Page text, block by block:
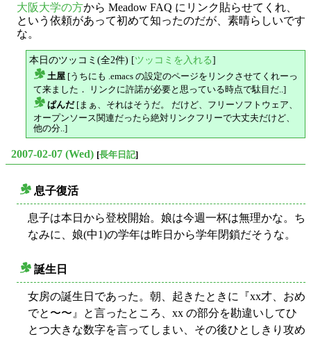
大阪大学の方から Meadow FAQ にリンク貼らせてくれ、
という依頼があって初めて知ったのだが、素晴らしいです
な。
本日のツッコミ(全2件) [ツッコミを入れる]
土屋 [うちにも .emacs の設定のページをリンクさせてくれーっ
て来ました． リンクに許諾が必要と思っている時点で駄目だ..]
ぱんだ[まぁ、それはそうだ。 だけど、フリーソフトウェア、
オープンソース関連だったら絶対リンクフリーで大丈夫だけど、
他の分..]
2007-02-07 (Wed) [長年日記]
息子復活
息子は本日から登校開始。娘は今週一杯は無理かな。ち
なみに、娘(中1)の学年は昨日から学年閉鎖だそうな。
誕生日
女房の誕生日であった。朝、起きたときに『xx才、おめ
でと〜〜』と言ったところ、xx の部分を勘違いしてひ
とつ大きな数字を言ってしまい、その後ひとしきり攻め